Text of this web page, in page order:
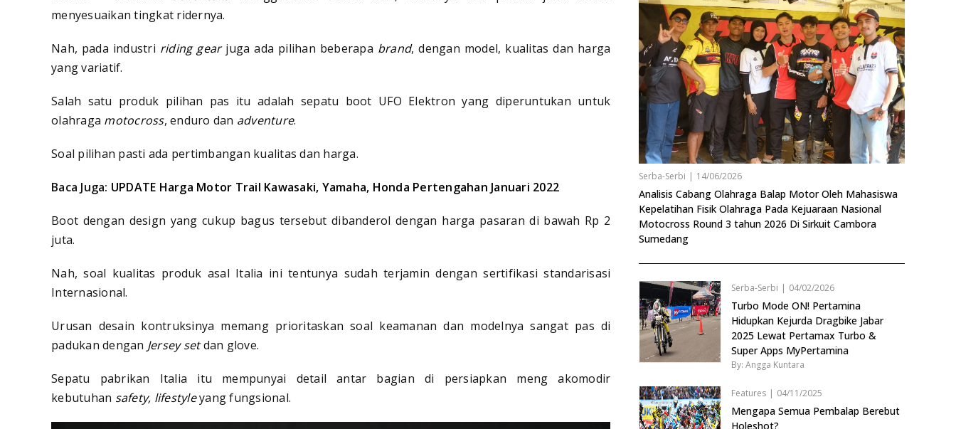
menyesuaikan tingkat ridernya.
Nah, pada industri riding gearjuga ada pilihan beberapa brand, dengan model, kualitas dan harga
yang variatif.
Salah satu produk pilihan pas itu adalah sepatu boot UFO Elektron yang diperuntukan untuk
olahraga motocross, enduro dan adventure.
Soal pilihan pasti ada pertimbangan kualitas dan harga.
Baca Juga: UPDATE Harga Motor Trail Kawasaki, Yamaha, Honda Pertengahan Januari 2022
Boot dengan design yang cukup bagus tersebut dibanderol dengan harga pasaran di bawah Rp 2
juta.
Nah, soal kualitas produk asal Italia ini tentunya sudah terjamin dengan sertifikasi standarisasi
Internasional.
Urusan desain kontruksinya memang prioritaskan soal keamanan dan modelnya sangat pas di
padukan dengan Jersey setdan glove.
Sepatu pabrikan Italia itu mempunyai detail antar bagian di persiapkan meng akomodir
kebutuhan safety, lifestyleyang fungsional.
Serba-Serbi | 14/06/2026
Analisis Cabang Olahraga Balap Motor Oleh Mahasiswa
Kepelatihan Fisik Olahraga Pada Kejuaraan Nasional
Motocross Round 3 tahun 2026 Di Sirkuit Cambora
Sumedang
Serba-Serbi | 04/02/2026
Turbo Mode ON! Pertamina
Hidupkan Kejurda Dragbike Jabar
2025 Lewat Pertamax Turbo &
Super Apps MyPertamina
By: Angga Kuntara
Features | 04/11/2025
Mengapa Semua Pembalap Berebut
Holeshot?